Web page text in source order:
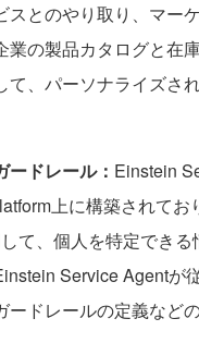
スとのやり取り、マー
業の製品カタログと在
て、パーソナライズさ
ードレール： Einstein
上に構築されてお
て、個人を特定できる
Service Agentが
ードレールの定義など